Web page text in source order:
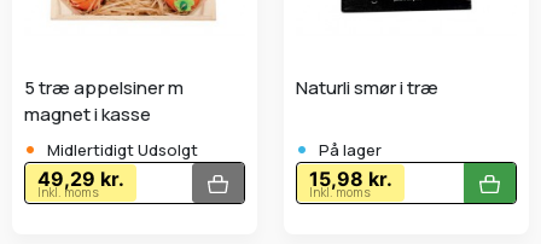
5 træ appelsiner m
magnet i kasse
• Midlertidigt Udsolgt
49,29 kr.
Inkl. moms
Naturli smør i træ
• På lager
15,98 kr.
Inkl. moms